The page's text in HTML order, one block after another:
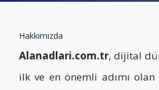
Hakkımızda
Alanadlari.com.tr, dijital
ilk ve en önemli adımı